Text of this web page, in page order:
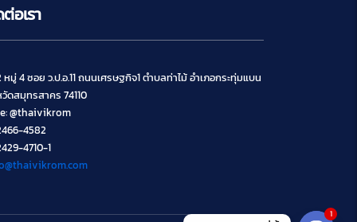
อเรา
หมู่ 4 ซอย ว.ป.อ.11 ถนนเศรษฐกิจ1 ตำบลท่าไม้ อำเภอกระทุ่มแบน
ดสมุทรสาคร 74110
@thaivikrom
4582
4710-1
1